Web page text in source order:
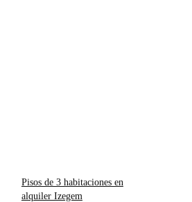
Pisos de 3 habitaciones en
alquiler Izegem